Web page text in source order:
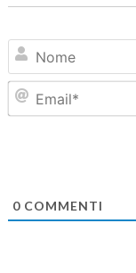
0COMMENTI